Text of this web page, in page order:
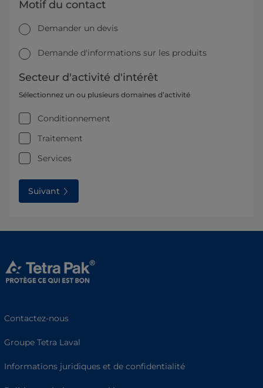
Motif du contact
Demander un devis
Demande d'informations sur les produits
Secteur d'activité d'intérêt
Sélectionnez un ou plusieurs domaines d’activité
Conditionnement
Traitement
Services
Suivant
Contactez-nous
Groupe Tetra Laval
Informations juridiques et de confidentialité